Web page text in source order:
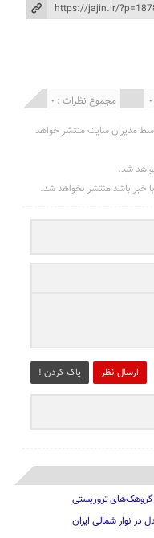
مجموع نظرات : 0
مدیران سایت منتشر خواهد
شد.
خبر باشد منتشر نخواهد شد.
ارسال نظر پاک کردن !